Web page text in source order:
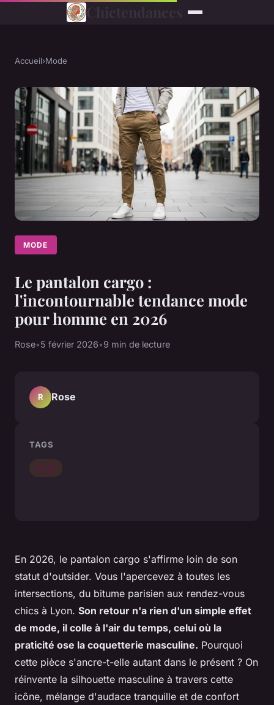
Accueil›Mode
MODE
Le pantalon cargo :
l'incontournable tendance mode
pour homme en 2026
Rose•5 février 2026•9 min de lecture
En 2026, le pantalon cargo s'affirme loin de son
statut d'outsider. Vous l'apercevez à toutes les
intersections, du bitume parisien aux rendez-vous
chics à Lyon. Son retour n'a rien d'un simple effet
de mode, il colle à l'air du temps, celui où la
praticité ose la coquetterie masculine. Pourquoi
cette pièce s'ancre-t-elle autant dans le présent ? On
réinvente la silhouette masculine à travers cette
icône, mélange d'audace tranquille et de confort
R Rose
TAGS
Mode